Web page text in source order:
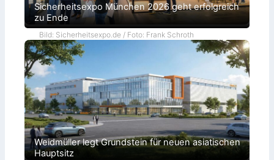
Sicherheitsexpo München 2026 geht erfolgreich
zu Ende
Bild: Sicherheitsexpo.de / Foto: Frank Schroth
Weidmüller legt Grundstein für neuen asiatischen
Hauptsitz